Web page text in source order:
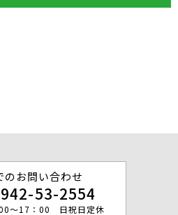
のお問い合わせ
53-2554
～17：00 日祝日定休